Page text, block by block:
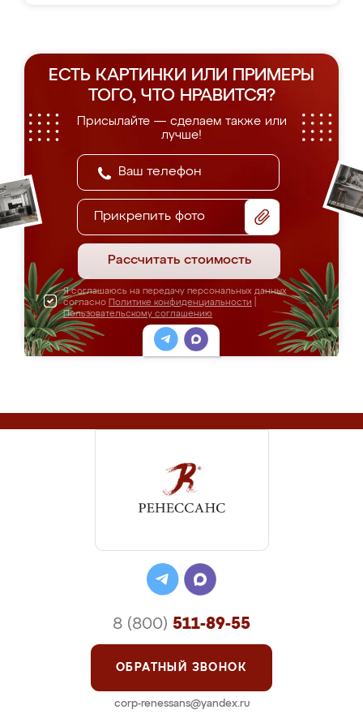
ЕСТЬ КАРТИНКИ ИЛИ ПРИМЕРЫ
ТОГО, ЧТО НРАВИТСЯ?
Присылайте — сделаем также или
лучше!
Прикрепить фото
Рассчитать стоимость
Я соглашаюсь на передачу персональных данных
согласно Политике конфиденциальности
Пользовательскому соглашению
8 (800) 511-89-55
ОБРАТНЫЙ ЗВОНОК
corp-renessans@yandex.ru